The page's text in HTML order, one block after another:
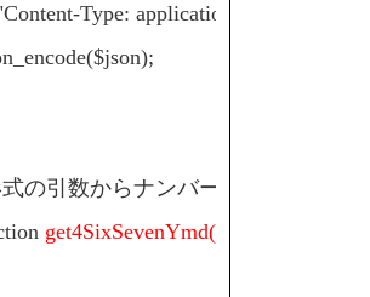
Type: application/json");
の引数からナンバーズ4の統計情
get4SixSevenYmd($ymd)